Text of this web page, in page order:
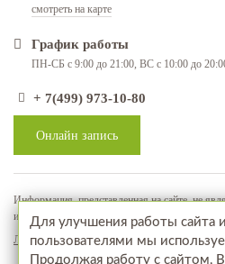
смотреть на карте
График работы
ПН-СБ с 9:00 до 21:00, ВС с 10:00 до
+ 7(499) 973-10-80
Онлайн запись
Информация, представленная на сайте, не
используется в качестве рекламно-
Лицензия № ЛО-77-01-018071
Для улучшения работы сайта
пользователями мы
Продолжая работу с сайтом,